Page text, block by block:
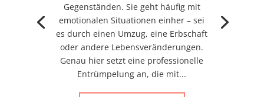
Gegenständen. Sie geht häufig mit
emotionalen Situationen einher – sei
es durch einen Umzug, eine Erbschaft
oder andere Lebensveränderungen.
Genau hier setzt eine professionelle
Entrümpelung an, die mit...